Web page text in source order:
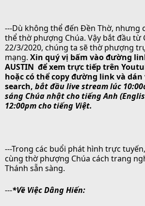
---Dù không thể đến Đền Thờ, nhưng
thể thờ phượng Chúa. Vậy bắt đầu từ
22/3/2020, chúng ta sẽ thờ phượng
mạng. Xin quý vị bấm vào đường
AUSTIN để xem trực tiếp trên
hoặc có thể copy đường link và dán
search, bắt đầu live streamlúc
sáng Chúa nhật cho tiếng Anh
12:00pm cho tiếng Việt.
---Trong các buổi phát hình trực
cùng thờ phượng Chúa cách trang
Thánh sẵn sàng.
---*Về Việc Dâng Hiến: